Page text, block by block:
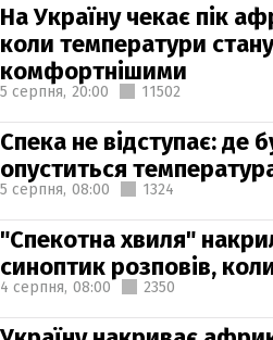
На Україну чекає пік
коли температури
комфортнішими
5 серпня, 20:00 11502
Спека не відступає: де
опуститься
5 серпня, 08:00 1324
"Спекотна хвиля"
синоптик розповів,
4 серпня, 08:00 2350